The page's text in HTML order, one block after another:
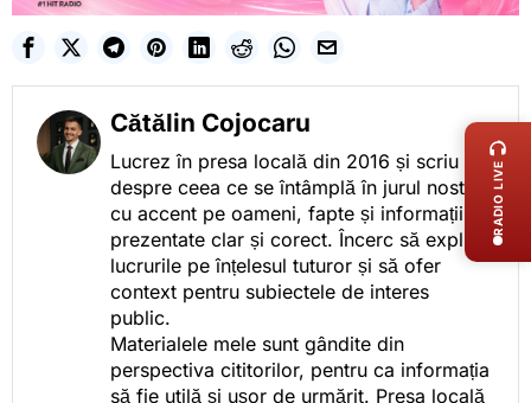
Cătălin Cojocaru
Lucrez în presa locală din 2016 și scriu
despre ceea ce se întâmplă în jurul nostru,
cu accent pe oameni, fapte și informații
prezentate clar și corect. Încerc să explic
lucrurile pe înțelesul tuturor și să ofer
context pentru subiectele de interes
public.
Materialele mele sunt gândite din
perspectiva cititorilor, pentru ca informația
să fie utilă și ușor de urmărit. Presa locală
RADIO LIVE